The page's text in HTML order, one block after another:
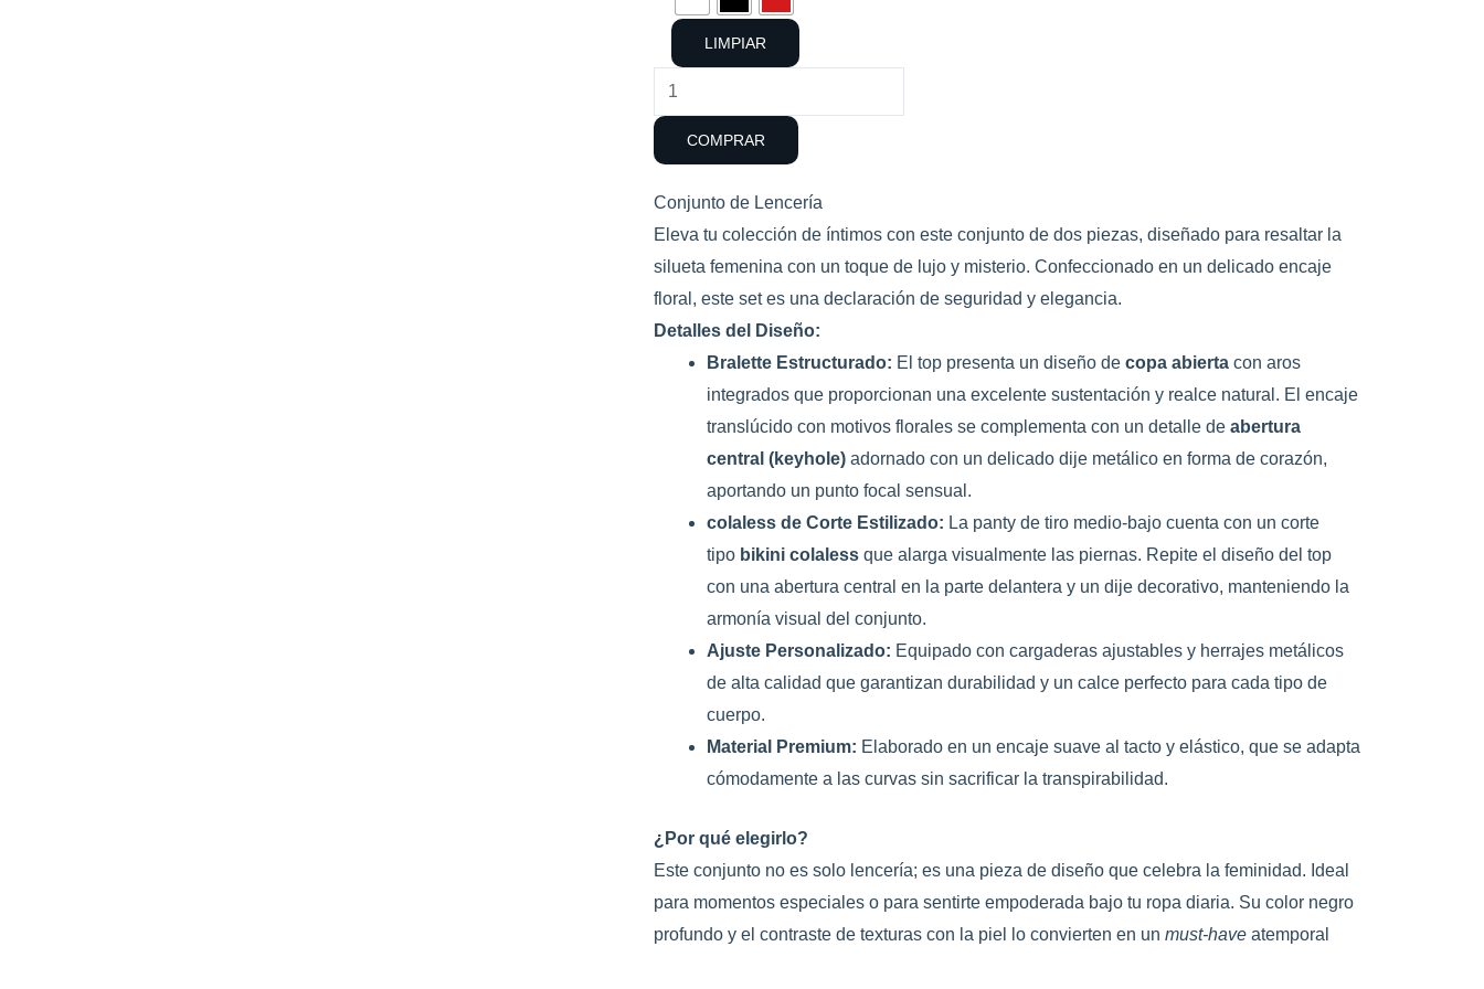
LIMPIAR
cantidad
COMPRAR
Conjunto de Lencería
Eleva tu colección de íntimos con este conjunto de dos piezas, diseñado para resaltar la
silueta femenina con un toque de lujo y misterio. Confeccionado en un delicado encaje
floral, este set es una declaración de seguridad y elegancia.
Detalles del Diseño:
Bralette Estructurado: El top presenta un diseño de copa abierta con aros
integrados que proporcionan una excelente sustentación y realce natural. El encaje
translúcido con motivos florales se complementa con un detalle de abertura
central (keyhole) adornado con un delicado dije metálico en forma de corazón,
aportando un punto focal sensual.
colaless de Corte Estilizado: La panty de tiro medio-bajo cuenta con un corte
tipo bikini colaless que alarga visualmente las piernas. Repite el diseño del top
con una abertura central en la parte delantera y un dije decorativo, manteniendo la
armonía visual del conjunto.
Ajuste Personalizado: Equipado con cargaderas ajustables y herrajes metálicos
de alta calidad que garantizan durabilidad y un calce perfecto para cada tipo de
cuerpo.
Material Premium: Elaborado en un encaje suave al tacto y elástico, que se adapta
cómodamente a las curvas sin sacrificar la transpirabilidad.
¿Por qué elegirlo?
Este conjunto no es solo lencería; es una pieza de diseño que celebra la feminidad. Ideal
para momentos especiales o para sentirte empoderada bajo tu ropa diaria. Su color negro
profundo y el contraste de texturas con la piel lo convierten en un must-have atemporal